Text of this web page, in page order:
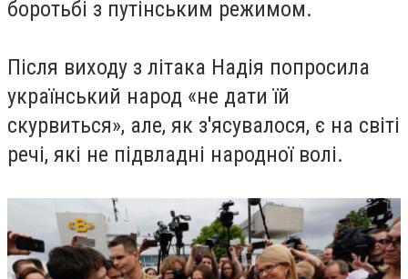
боротьбі з путінським режимом.
Після виходу з літака Надія попросила
український народ «не дати їй
скурвиться», але, як з'ясувалося, є на світі
речі, які не підвладні народної волі.